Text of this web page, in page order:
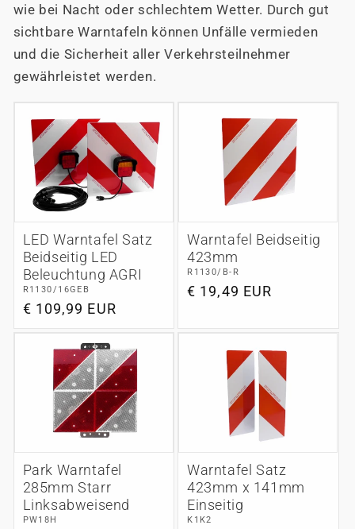
wie bei Nacht oder schlechtem Wetter. Durch gut
sichtbare Warntafeln können Unfälle vermieden
und die Sicherheit aller Verkehrsteilnehmer
gewährleistet werden.
LED Warntafel Satz
Beidseitig LED
Beleuchtung AGRI
R1130/16GEB
Normaler
Preis
€ 109,99 EUR
Warntafel Beidseitig
423mm
R1130/B-R
Normaler
€ 19,49 EUR
Park Warntafel
285mm Starr
Linksabweisend
PW18H
Warntafel Satz
423mm x 141mm
Einseitig
K1K2